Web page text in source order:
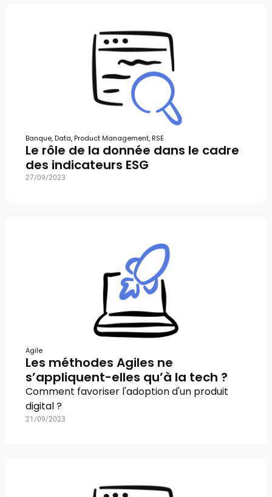
Banque, Data, Product Management, RSE
Le rôle de la donnée dans le cadre
des indicateurs ESG
27/09/2023
Agile
Les méthodes Agiles ne
s’appliquent-elles qu’à la tech ?
Comment favoriser l'adoption d'un produit
digital ?
21/09/2023